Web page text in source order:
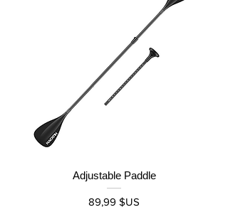
Adjustable Paddle
Prix
89,99 $US